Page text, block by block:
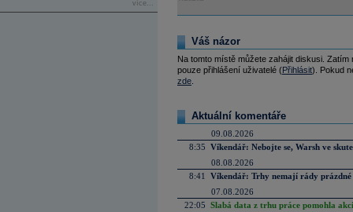
více...
Váš názor
Na tomto místě můžete zahájit diskusi.
pouze přihlášení uživatelé (Přihlásit). Pokud
zde
Aktuální komentáře
09.08.2026
8:35 Víkendář: Nebojte se, Warsh ve
08.08.2026
8:41
Víkendář: Trhy nemají rády prázdné
07.08.2026
22:05 Slabá data z trhu práce pomohla